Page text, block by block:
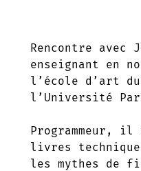
Rencontre avec
enseignant en
l’école d’art
l’Université
Programmeur,
livres
les mythes de